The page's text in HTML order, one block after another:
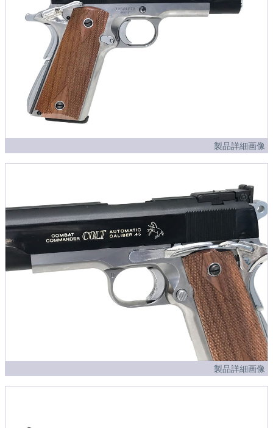
製品詳細画像
製品詳細画像